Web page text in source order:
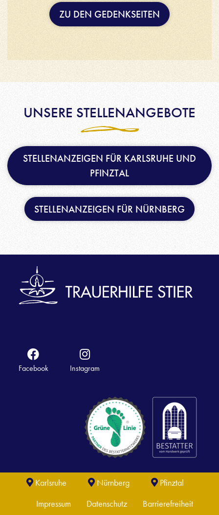
ZU DEN GEDENKSEITEN
UNSERE STELLENANGEBOTE
STELLENANZEIGEN FÜR KARLSRUHE UND
PFINZTAL
STELLENANZEIGEN FÜR NÜRNBERG
Facebook Instagram
Karlsruhe Nürnberg Pfinztal
Impressum Datenschutz Barrierefreiheit